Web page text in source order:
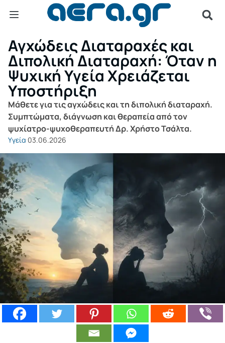
Αγχώδεις Διαταραχές και
Διπολική Διαταραχή: Όταν η
Ψυχική Υγεία Χρειάζεται
Υποστήριξη
Μάθετε για τις αγχώδεις και τη διπολική διαταραχή.
Συμπτώματα, διάγνωση και θεραπεία από τον
ψυχίατρο-ψυχοθεραπευτή Δρ. Χρήστο Τσάλτα.
Υγεία 03.06.2026